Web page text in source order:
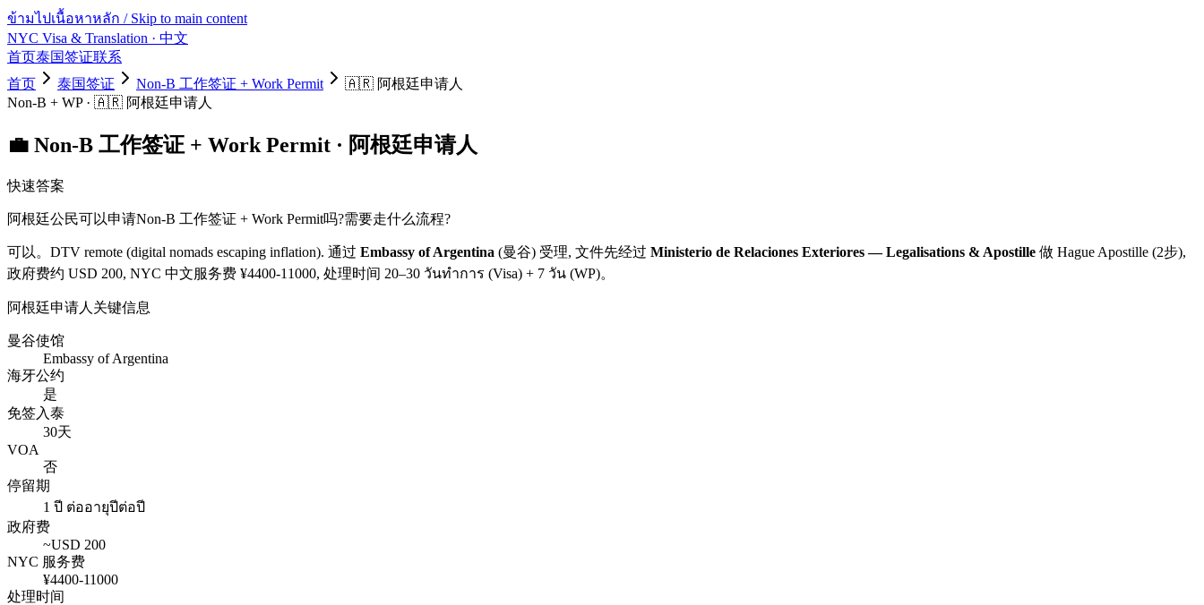
ข้ามไปเนื้อหาหลัก / Skip to main content
NYC Visa & Translation · 中文
首页泰国签证联系
首页
泰国签证 Non-B 工作签证 + Work Permit 🇦🇷 阿根廷申请人
Non-B + WP· 🇦🇷 阿根廷申请人
💼 Non-B 工作签证 + Work Permit · 阿根廷申请人
快速答案
阿根廷公民可以申请Non-B 工作签证 + Work Permit吗?需要走什么流程?
可以。 DTV remote (digital nomads escaping inflation). 通过 Embassy of Argentina (曼谷) 受理, 文件先经过 Ministerio de Relaciones Exteriores — Legalisations & Apostille 做 Hague Apostille (2步),
政府费约 USD 200, NYC 中文服务费 ¥4400-11000, 处理时间 20–30 วันทำการ (Visa) + 7 วัน (WP)。
阿根廷申请人关键信息
曼谷使馆
Embassy of Argentina
海牙公约
是
免签入泰
30天
VOA
否
停留期
1 ปี ต่ออายุปีต่อปี
政府费
~USD 200
NYC 服务费
¥4400-11000
处理时间